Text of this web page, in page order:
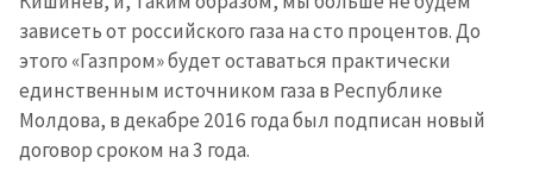
зависеть от российского газа на сто процентов. До
этого «Газпром» будет оставаться практически
единственным источником газа в Республике
Молдова, в декабре 2016 года был подписан новый
договор сроком на 3 года.